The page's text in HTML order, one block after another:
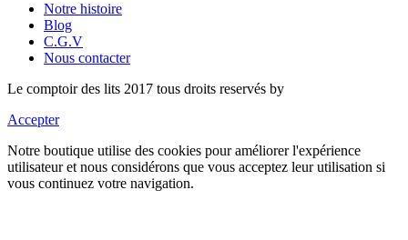
Notre histoire
Blog
C.G.V
Nous contacter
Le comptoir des lits 2017 tous droits reservés by
Accepter
Notre boutique utilise des cookies pour améliorer l'expérience
utilisateur et nous considérons que vous acceptez leur utilisation si
vous continuez votre navigation.